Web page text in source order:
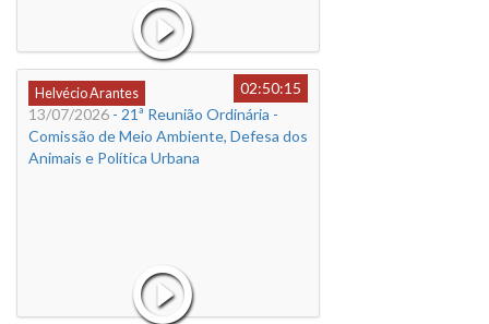
Helvécio Arantes
02:50:15
13/07/2026 - 21ª Reunião Ordinária -
Comissão de Meio Ambiente, Defesa dos
Animais e Política Urbana